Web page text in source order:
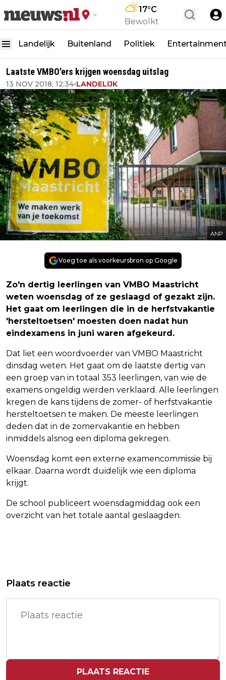
17°C
Bewolkt
Landelijk Buitenland Politiek
Laatste VMBO'ers krijgen woensdag uitslag
13 NOV 2018, 12:34•LANDELIJK
ANP
Voeg toe als voorkeursbron op Google
Zo'n dertig leerlingen van VMBO Maastricht
weten woensdag of ze geslaagd of gezakt zijn.
Het gaat om leerlingen die in de herfstvakantie
'hersteltoetsen' moesten doen nadat hun
eindexamens in juni waren afgekeurd.
Dat liet een woordvoerder van VMBO Maastricht
dinsdag weten. Het gaat om de laatste dertig van
een groep van in totaal 353 leerlingen, van wie de
examens ongeldig werden verklaard. Alle leerlingen
kregen de kans tijdens de zomer- of herfstvakantie
hersteltoetsen te maken. De meeste leerlingen
deden dat in de zomervakantie en hebben
inmiddels alsnog een diploma gekregen.
Woensdag komt een externe examencommissie bij
elkaar. Daarna wordt duidelijk wie een diploma
krijgt.
De school publiceert woensdagmiddag ook een
overzicht van het totale aantal geslaagden.
SINGAPORE AIRLINES
ACTIE TEGEN FINANCIERING
PALMOLIE DOOR BANKEN
Plaats reactie
PLAATS REACTIE